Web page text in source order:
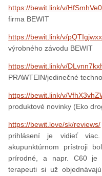
https://bewit.link/v/
firma BEWIT
https://bewit.link/v/
výrobného závodu BEWIT
https://bewit.link/v/
PRAWTEIN/jedinečné
https://bewit.link/v/
produktové novinky (Eko
https://bewit.love/sk/reviews/
prihlásení je vidieť
akupunktúrnom prístroji
prírodné, a napr. C60 je
terapeuti si už